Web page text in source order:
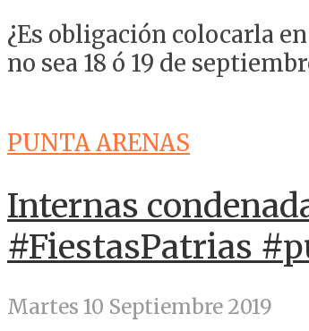
¿Es obligación colocarla
no sea 18 ó 19 de
PUNTA ARENAS
Internas
#FiestasPatrias
Martes 10 Septiembre 2019